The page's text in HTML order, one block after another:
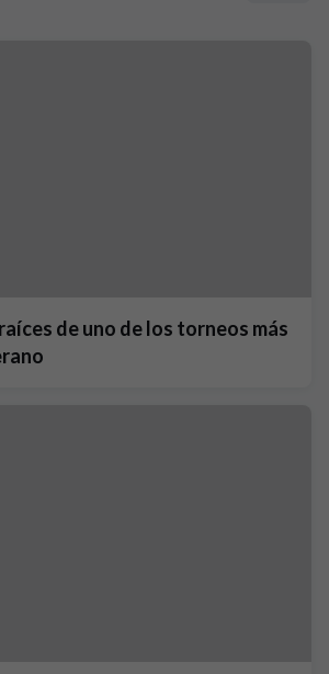
de uno de los torneos más